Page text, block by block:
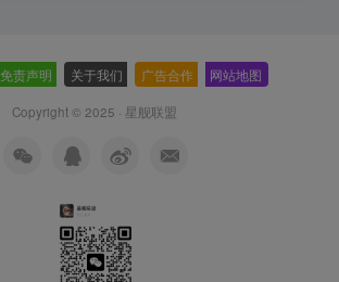
免责声明 关于我们 广告合作 网站地图
Copyright © 2025 · 星舰联盟